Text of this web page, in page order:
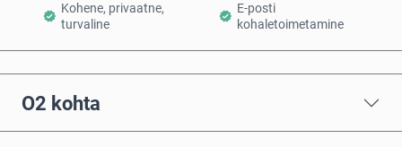
Kohene, privaatne,
turvaline
E-posti
kohaletoimetamine
O2 kohta